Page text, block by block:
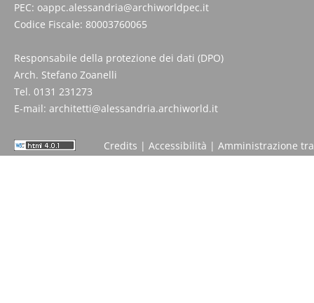
PEC: oappc.alessandria@archiworldpec.it
Codice Fiscale: 80003760065
Responsabile della protezione dei dati (DPO)
Arch. Stefano Zoanelli
Tel. 0131 231273
E-mail: architetti@alessandria.archiworld.it
Credits | Accessibilità | Amministrazione